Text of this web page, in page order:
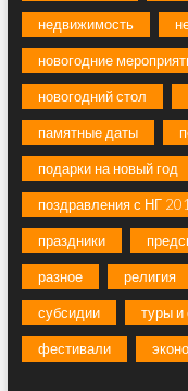
недвижимость
новогодние
новогодний стол
памятные даты
подарки на новый год
поздравления с НГ
праздники
разное религия
субсидии туры и
фестивали